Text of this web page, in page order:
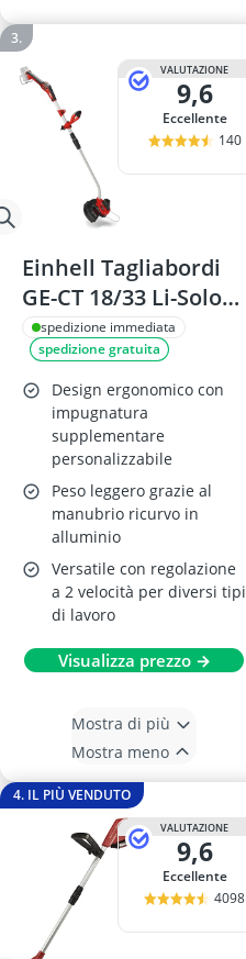
VALUTAZIONE
9,6
Eccellente
140
Einhell Tagliabordi
GE-CT 18/33 Li-Solo
18V
spedizione immediata
spedizione gratuita
Design ergonomico con
impugnatura
supplementare
personalizzabile
Peso leggero grazie al
manubrio ricurvo in
alluminio
Versatile con regolazione
a 2 velocità per diversi tipi
di lavoro
Visualizza prezzo →
Mostra di più
Mostra meno
4. IL PIÙ VENDUTO
VALUTAZIONE
9,6
Eccellente
4098